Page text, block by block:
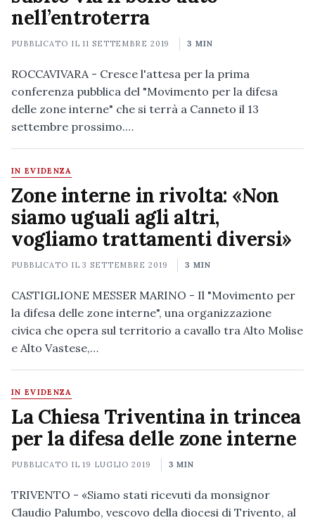
nell’entroterra
PUBBLICATO IL11 SETTEMBRE 2019 3 MIN
ROCCAVIVARA - Cresce l'attesa per la prima
conferenza pubblica del "Movimento per la difesa
delle zone interne" che si terrà a Canneto il 13
settembre prossimo.…
IN EVIDENZA
Zone interne in rivolta: «Non
siamo uguali agli altri,
vogliamo trattamenti diversi»
PUBBLICATO IL3 SETTEMBRE 2019 3 MIN
CASTIGLIONE MESSER MARINO - Il "Movimento per
la difesa delle zone interne", una organizzazione
civica che opera sul territorio a cavallo tra Alto Molise
e Alto Vastese,…
IN EVIDENZA
La Chiesa Triventina in trincea
per la difesa delle zone interne
PUBBLICATO IL19 LUGLIO 2019 3 MIN
TRIVENTO - «Siamo stati ricevuti da monsignor
Claudio Palumbo, vescovo della diocesi di Trivento, al